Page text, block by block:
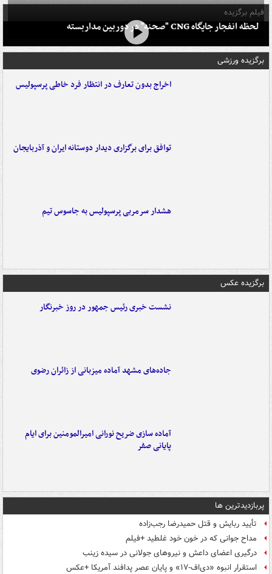
فیلم برگزیده
لحظه انفجار جایگاه CNG "صحنه" در دوربین مداربسته
برگزیده ورزشی
اخراج بدون تعارف در انتظار فرد خاطی پرسپولیس
توافق برای برگزاری دیدار دوستانه ایران و آذربایجان
هشدار سرمربی پرسپولیس به جاسوس تیم
برگزیده عکس
نشست خبری رئیس جمهور در روز خبرنگار
جاده‌های مشهد آماده میزبانی از زائران رضوی
آماده سازی ضریح نورانی امیرالمومنین برای ایام
پایانی صفر
پربازدیدترین ها
تأیید ربایش و قتل حمیدرضا رجب‌زاده
مداح جوانی که در خون خود غلطید +فیلم
درگیری اعضای داعش و نیروهای جولانی در سیده زینب
استقرار انبوه «دی‌اف‑۱۷» و پایان عصر پدافند آمریکا +عکس